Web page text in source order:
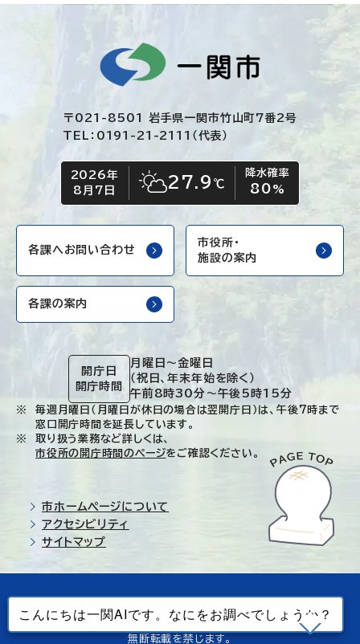
〒021-8501 岩手県一関市竹山町7番2号
TEL：0191-21-2111（代表）
今日の日付
2026年
8月7日
今日の天気
晴れ時々くもり
27.9 ℃
降水確率
80 %
各課へお問い合わせ
市役所・
施設の案内
各課の案内
開庁日
開庁時間
月曜日～金曜日
（祝日、年末年始を除く）
午前8時30分～午後5時15分
毎週月曜日（月曜日が休日の場合は翌開庁日）は、午後7時まで
窓口開庁時間を延長しています。
取り扱う業務など詳しくは、
市役所の開庁時間のページをご確認ください。
市ホームページについて
アクセシビリティ
サイトマップ
当ホームページで使用しているすべてのデータの
無断転載を禁じます。